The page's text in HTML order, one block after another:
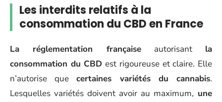
Les interdits relatifs à la
consommation du CBD en France
La réglementation françaiseautorisant la
consommation du CBD est rigoureuse et claire. Elle
n’autorise quecertaines variétés du cannabis.
Lesquelles variétés doivent avoir au maximum, une